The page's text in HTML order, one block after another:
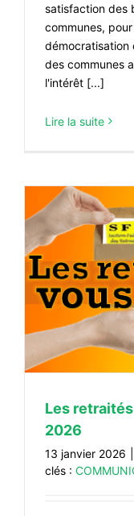
satisfaction des
communes,
démocratisation
des communes
l'intérêt [...]
Lire la suite
Les
2026
13 janvier 2026
clés :